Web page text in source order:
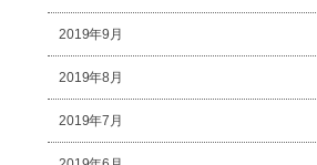
2019年9月
2019年8月
2019年7月